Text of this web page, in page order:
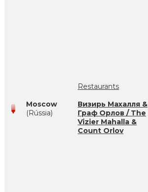
Moscow
(Rússia)
Restaurants
Визирь Махалля &
Граф Орлов / The
Vizier Mahalla &
Count Orlov